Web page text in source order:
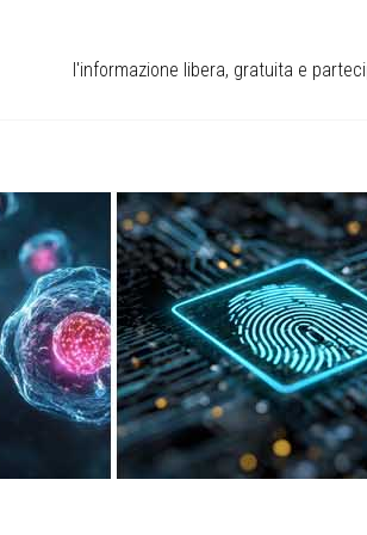
l'informazione libera, gratuita e